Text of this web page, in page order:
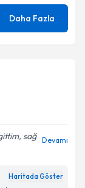
Daha Fazla
sağ Devamı
Haritada Göster